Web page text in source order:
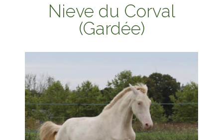
Nieve du Corval
(Gardée)